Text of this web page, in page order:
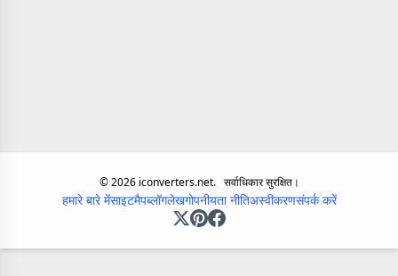
©2026iconverters.net. सर्वाधिकार सुरक्षित।
हमारे बारे मेंसाइटमैपब्लॉगलेखगोपनीयता नीतिअस्वीकरणसंपर्क करें